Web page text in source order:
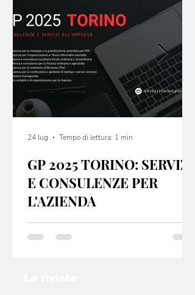
GP 2025 TORINO: SERVIZI
E CONSULENZE PER
L'AZIENDA
GP 2025 Torino offre servizi e consulenze per
startup e PMI, sia dal punto di vista fiscale che
24 lug Tempo di lettura: 1 min